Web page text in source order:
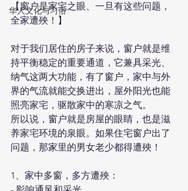
华人文化与习俗
【窗户是家宅之眼、一旦有这些问题，
全家遭殃！】
对于我们居住的房子来说，窗户就是维
持平衡稳定的重要通道，它兼具采光、
纳气这两大功能，有了窗户，家中与外
界的气流就能交换进出，屋外阳光也能
照亮家宅，驱散家中的寒凉之气。
所以说，窗户就是房屋的眼睛，也是滋
养家宅环境的泉眼。如果住宅窗户出了
问题，那家里的男女老少都得遭殃！
1、家中多窗，多方遭殃：